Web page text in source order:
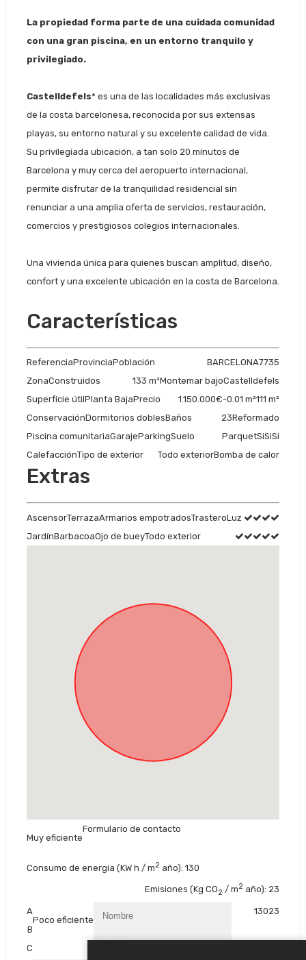
La propiedad forma parte de una cuidada comunidad
con una gran piscina, en un entorno tranquilo y
privilegiado.
Castelldefels* es una de las localidades más exclusivas
de la costa barcelonesa, reconocida por sus extensas
playas, su entorno natural y su excelente calidad de vida.
Su privilegiada ubicación, a tan solo 20 minutos de
Barcelona y muy cerca del aeropuerto internacional,
permite disfrutar de la tranquilidad residencial sin
renunciar a una amplia oferta de servicios, restauración,
comercios y prestigiosos colegios internacionales.
Una vivienda única para quienes buscan amplitud, diseño,
confort y una excelente ubicación en la costa de Barcelona.
Características
Referencia 7735
Provincia BARCELONA
Población
Castelldefels
Zona Montemar bajo
Construidos
133 m²
Superfície útil
111 m²
Planta Baja -0.01 m²
Precio
1.150.000€
Conservación
Reformado
Dormitorios dobles 3
Baños
2
Piscina comunitaria
Si
Garaje Si
Parking Si
Suelo
Parquet
Calefacción
Bomba de calor
Tipo de exterior Todo exterior
Extras
AscensorTerrazaArmarios empotradosTrasteroLuz
JardínBarbacoaOjo de bueyTodo exterior
Muy eficiente
Consumo de energía (KW h / m2 año): 130
Emisiones (Kg CO2 / m2 año): 23
A
B
C
13023
Poco eficiente
Formulario de contacto